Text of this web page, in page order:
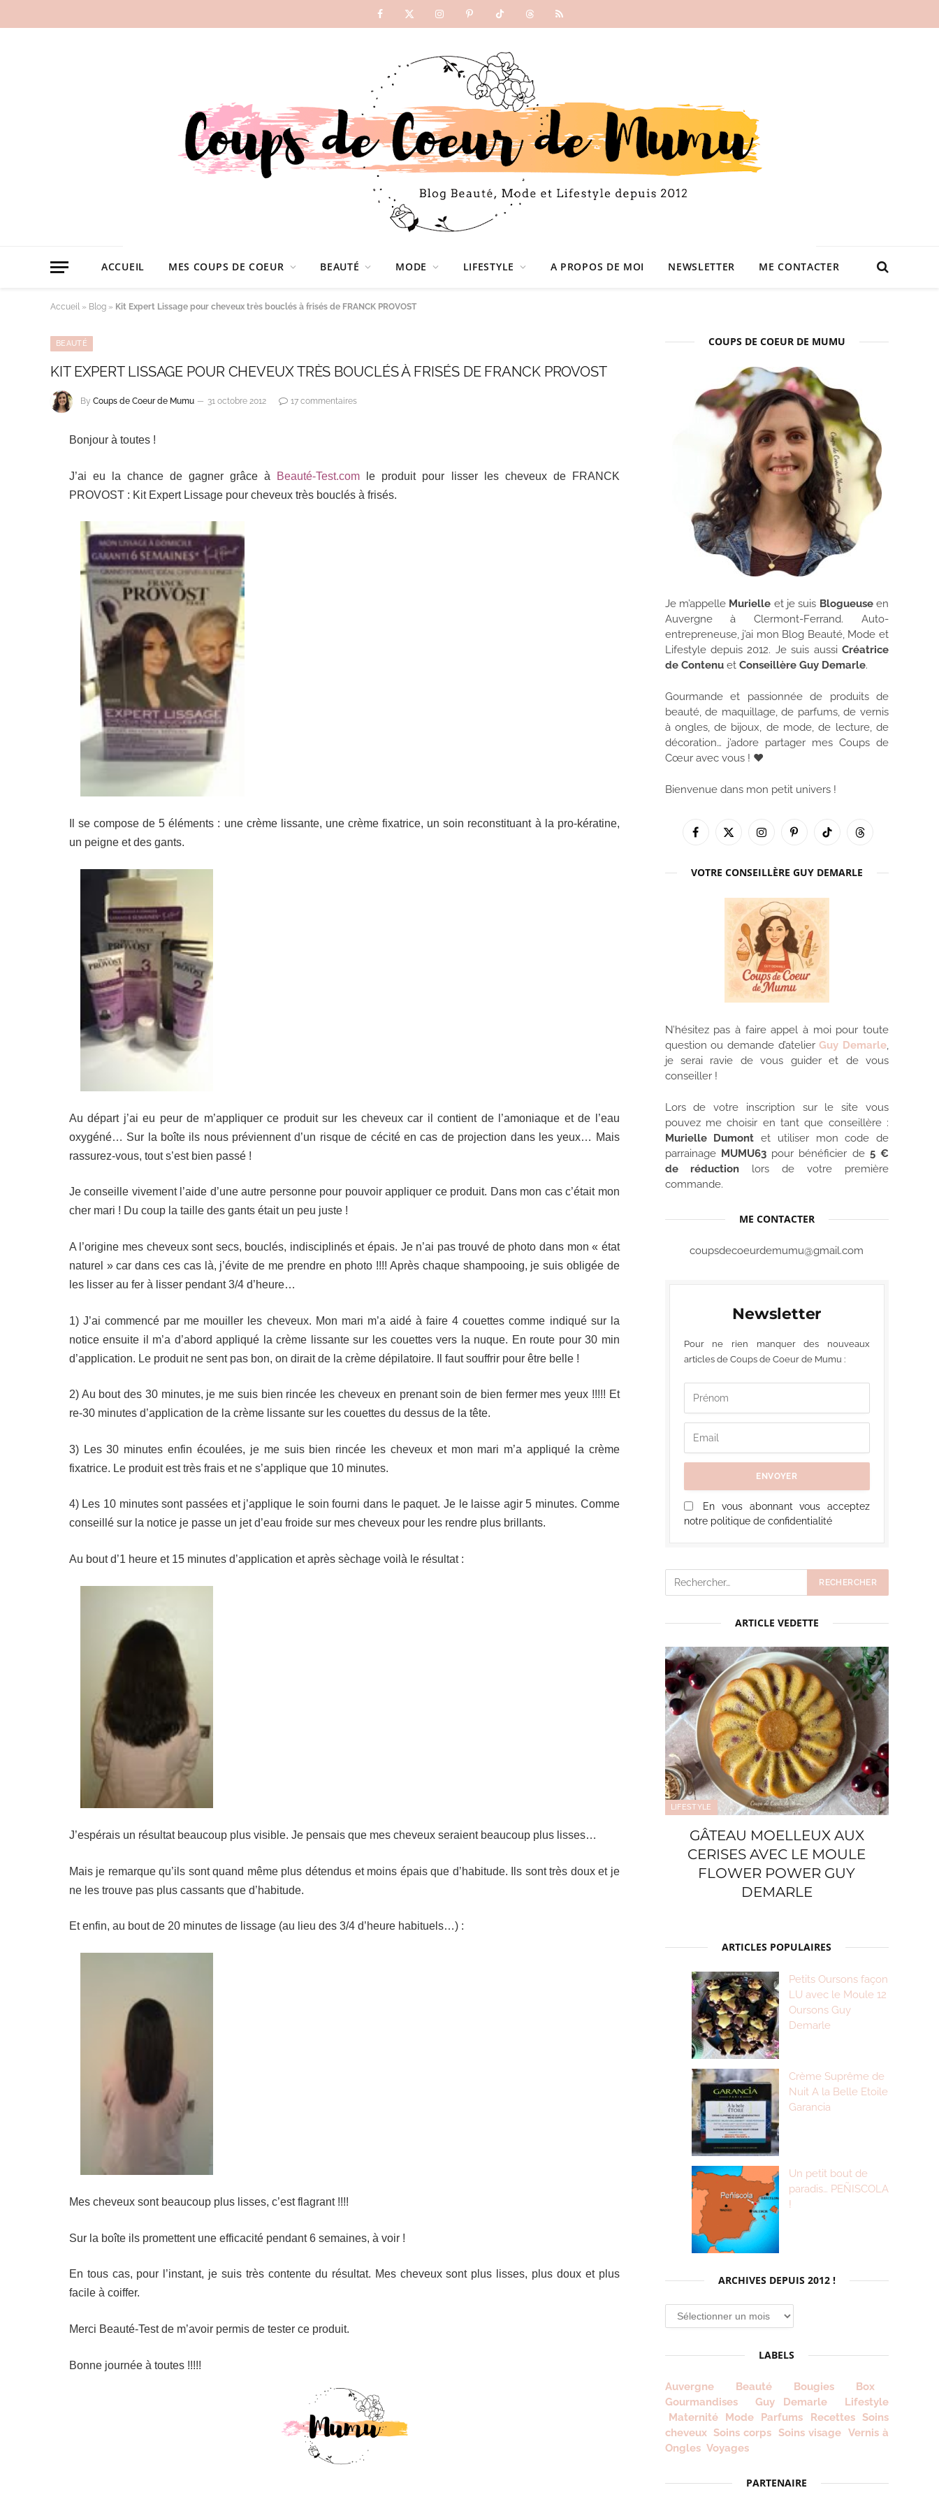
Facebook
X
InstagramPinterestTikTokThreadsRSS
ACCUEIL MES COUPS DE COEUR BEAUTÉ MODE LIFESTYLE A PROPOS DE MOI NEWSLETTER ME CONTACTER
Accueil » Blog » Kit Expert Lissage pour cheveux très bouclés à frisés de FRANCK PROVOST
BEAUTÉ
KIT EXPERT LISSAGE POUR CHEVEUX TRÈS BOUCLÉS À FRISÉS DE FRANCK PROVOST
By Coups de Coeur de Mumu 31 octobre 2012 17 commentaires
Bonjour à toutes !
J’ai eu la chance de gagner grâce à Beauté-Test.com le produit pour lisser les cheveux de FRANCK
PROVOST : Kit Expert Lissage pour cheveux très bouclés à frisés.
Il se compose de 5 éléments : une crème lissante, une crème fixatrice, un soin reconstituant à la pro-kératine,
un peigne et des gants.
Au départ j’ai eu peur de m’appliquer ce produit sur les cheveux car il contient de l’amoniaque et de l’eau
oxygéné… Sur la boîte ils nous préviennent d’un risque de cécité en cas de projection dans les yeux… Mais
rassurez-vous, tout s’est bien passé !
Je conseille vivement l’aide d’une autre personne pour pouvoir appliquer ce produit. Dans mon cas c’était mon
cher mari ! Du coup la taille des gants était un peu juste !
A l’origine mes cheveux sont secs, bouclés, indisciplinés et épais. Je n’ai pas trouvé de photo dans mon « état
naturel » car dans ces cas là, j’évite de me prendre en photo !!!! Après chaque shampooing, je suis obligée de
les lisser au fer à lisser pendant 3/4 d’heure…
1) J’ai commencé par me mouiller les cheveux. Mon mari m’a aidé à faire 4 couettes comme indiqué sur la
notice ensuite il m’a d’abord appliqué la crème lissante sur les couettes vers la nuque. En route pour 30 min
d’application. Le produit ne sent pas bon, on dirait de la crème dépilatoire. Il faut souffrir pour être belle !
2) Au bout des 30 minutes, je me suis bien rincée les cheveux en prenant soin de bien fermer mes yeux !!!!! Et
re-30 minutes d’application de la crème lissante sur les couettes du dessus de la tête.
3) Les 30 minutes enfin écoulées, je me suis bien rincée les cheveux et mon mari m’a appliqué la crème
fixatrice. Le produit est très frais et ne s’applique que 10 minutes.
4) Les 10 minutes sont passées et j’applique le soin fourni dans le paquet. Je le laisse agir 5 minutes. Comme
conseillé sur la notice je passe un jet d’eau froide sur mes cheveux pour les rendre plus brillants.
Au bout d’1 heure et 15 minutes d’application et après sèchage voilà le résultat :
J’espérais un résultat beaucoup plus visible. Je pensais que mes cheveux seraient beaucoup plus lisses…
Mais je remarque qu’ils sont quand même plus détendus et moins épais que d’habitude. Ils sont très doux et je
ne les trouve pas plus cassants que d’habitude.
Et enfin, au bout de 20 minutes de lissage (au lieu des 3/4 d’heure habituels…) :
Mes cheveux sont beaucoup plus lisses, c’est flagrant !!!!
Sur la boîte ils promettent une efficacité pendant 6 semaines, à voir !
En tous cas, pour l’instant, je suis très contente du résultat. Mes cheveux sont plus lisses, plus doux et plus
facile à coiffer.
Merci Beauté-Test de m’avoir permis de tester ce produit.
Bonne journée à toutes !!!!!
COUPS DE COEUR DE MUMU
Je m’appelle Murielle et je suis Blogueuseen
Auvergne à Clermont-Ferrand. Auto-
entrepreneuse, j’ai mon Blog Beauté, Mode et
Lifestyle depuis 2012. Je suis aussi Créatrice
de Contenuet Conseillère Guy Demarle.
Gourmande et passionnée de produits de
beauté, de maquillage, de parfums, de vernis
à ongles, de bijoux, de mode, de lecture, de
décoration… j’adore partager mes Coups de
Cœur avec vous ! ♥
Bienvenue dans mon petit univers !
Facebook
X
InstagramPinterestTikTok Threads
VOTRE CONSEILLÈRE GUY DEMARLE
N’hésitez pas à faire appel à moi pour toute
question ou demande d’atelierGuy Demarle,
je serai ravie de vous guider et de vous
conseiller !
Lors de votre inscription sur le site vous
pouvez me choisir en tant que conseillère :
Murielle Dumont et utiliser mon code de
parrainage MUMU63pour bénéficier de 5 €
de réduction lors de votre première
commande.
ME CONTACTER
coupsdecoeurdemumu@gmail.com
Newsletter
Pour ne rien manquer des nouveaux
articles de Coups de Coeur de Mumu :
En vous abonnant vous acceptez
notre politique de confidentialité
ARTICLE VEDETTE
LIFESTYLE
GÂTEAU MOELLEUX AUX
CERISES AVEC LE MOULE
FLOWER POWER GUY
DEMARLE
ARTICLES POPULAIRES
Petits Oursons façon
LU avec le Moule 12
Oursons Guy
Demarle
Crème Suprême de
Nuit A la Belle Etoile
Garancia
Un petit bout de
paradis… PEÑISCOLA
!
ARCHIVES DEPUIS 2012 !
Archives
depuis
!
LABELS
Auvergne Beauté Bougies
Box
Gourmandises
Guy Demarle
Lifestyle
Maternité
Mode Parfums Recettes Soins
cheveux Soins corps Soins visage Vernis à
Ongles Voyages
PARTENAIRE